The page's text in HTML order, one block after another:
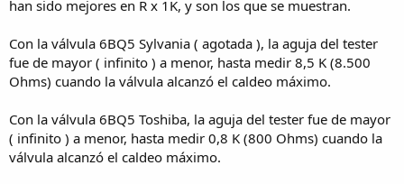
han sido mejores en R x 1K, y son los que se muestran.
Con la válvula 6BQ5 Sylvania ( agotada ), la aguja del tester
fue de mayor ( infinito ) a menor, hasta medir 8,5 K (8.500
Ohms) cuando la válvula alcanzó el caldeo máximo.
Con la válvula 6BQ5 Toshiba, la aguja del tester fue de mayor
( infinito ) a menor, hasta medir 0,8 K (800 Ohms) cuando la
válvula alcanzó el caldeo máximo.